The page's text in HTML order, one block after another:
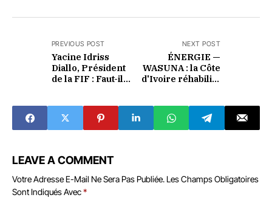
PREVIOUS POST
Yacine Idriss
Diallo, Président
de la FIF : Faut-il
une défaite ?
NEXT POST
ÉNERGIE —
WASUNA : la Côte
d'Ivoire réhabilite
installe le solaire
pour sécuriser sa
production
LEAVE A COMMENT
Votre Adresse E-Mail Ne Sera Pas Publiée.Les Champs Obligatoires
Sont Indiqués Avec*